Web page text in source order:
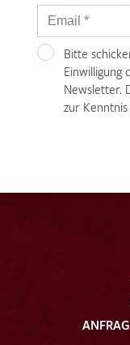
Bitte
Einwilligung
Newsletter.
zur